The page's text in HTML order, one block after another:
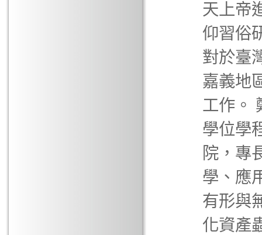
天上帝
仰習俗
對於臺
嘉義地
工作。
學位學
院，專
學、應
有形與
化資產